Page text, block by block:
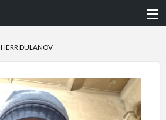
HERR DULANOV